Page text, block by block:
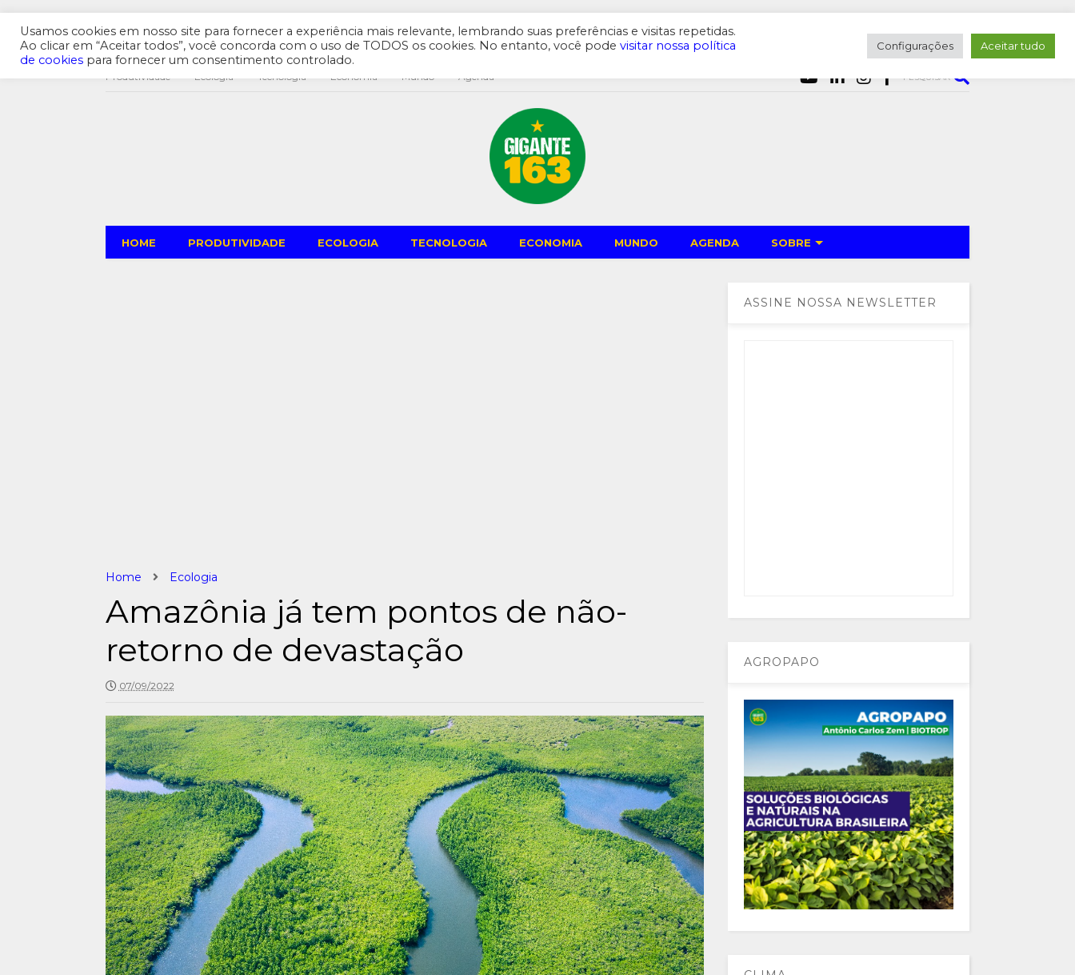
Produtividade Ecologia Tecnologia Economia Mundo Agenda PESQUISAR
HOME PRODUTIVIDADE ECOLOGIA TECNOLOGIA ECONOMIA MUNDO AGENDA SOBRE
Home Ecologia
Amazônia já tem pontos de não-
retorno de devastação
07/09/2022
ASSINE NOSSA NEWSLETTER
AGROPAPO
Usamos cookies em nosso site para fornecer a experiência mais relevante, lembrando suas preferências e visitas repetidas.
Ao clicar em “Aceitar todos”, você concorda com o uso de TODOS os cookies. No entanto, você pode visitar nossa política
de cookies para fornecer um consentimento controlado.
Configurações Aceitar tudo